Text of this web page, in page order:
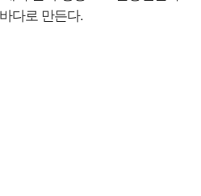
다로 만든다.